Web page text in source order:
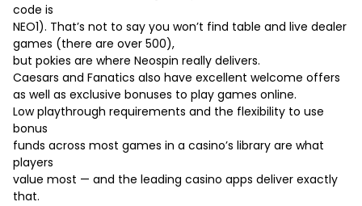
code is
NEO1). That’s not to say you won’t find table and live dealer
games (there are over 500),
but pokies are where Neospin really delivers.
Caesars and Fanatics also have excellent welcome offers
as well as exclusive bonuses to play games online.
Low playthrough requirements and the flexibility to use
bonus
funds across most games in a casino’s library are what
players
value most — and the leading casino apps deliver exactly
that.